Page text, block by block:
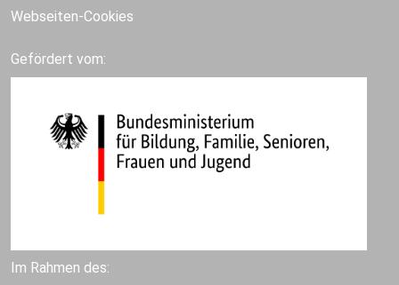
Webseiten-Cookies
Gefördert vom:
Im Rahmen des: